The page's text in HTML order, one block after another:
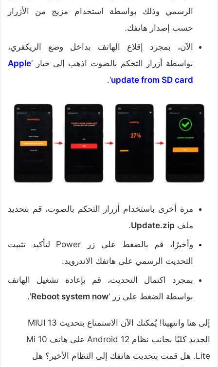
الرسمي وذلك بواسطة استخدام مزيج من الأزرار
حسب إصدار هاتفك.
الآن، بمجرد إقلاع الهاتف بداخل وضع الريكفري،
بواسطة أزرار التحكم بالصوت اذهب إلى خيار ‘Apple
update from SD card
‘.
مرة أخرى باستخدام أزرار التحكم بالصوت، قم بتحديد
ملف Update.zip
.
وأخيرًا، قم بالضغط على زر Power لتأكيد تثبيت
التحديث الرسمي على هاتفك الاندرويد.
بمجرد اكتمال التحديث، قم بإعادة تشغيل الهاتف
بواسطة الضغط على زر ‘Reboot system now
‘.
إلى هنا وانتهينا! يُمكنك الآن الاستمتاع بتحديث MIUI 13
الجديد كليًا بجانب نظام Android 12 على هاتف Mi 10
Lite. هل قمت بتحديث هاتفك إلى النظام الأخير؟ هل